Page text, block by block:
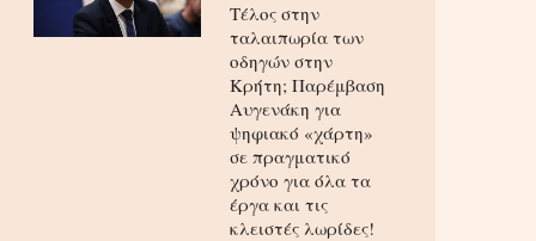
Τέλος στην
ταλαιπωρία των
οδηγών στην
Κρήτη; Παρέμβαση
Αυγενάκη για
ψηφιακό «χάρτη»
σε πραγματικό
χρόνο για όλα τα
έργα και τις
κλειστές λωρίδες!